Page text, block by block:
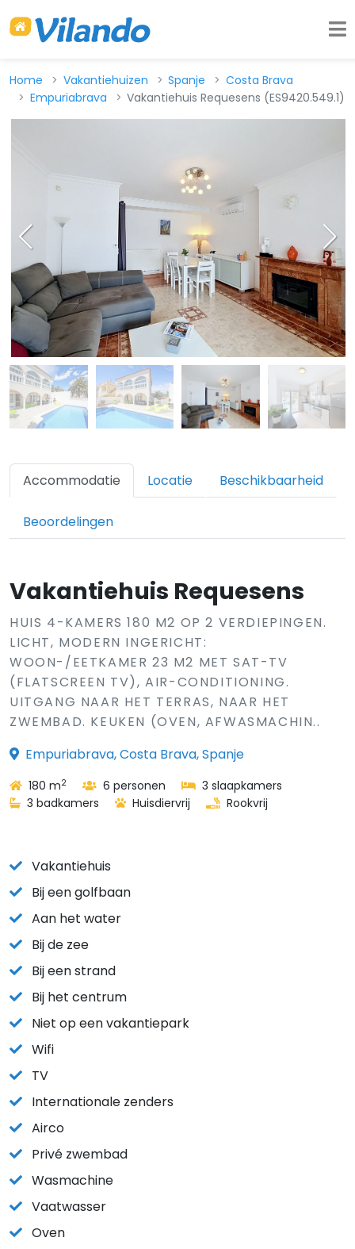
Home Vakantiehuizen Spanje
Costa Brava
Empuriabrava
Vakantiehuis Requesens (ES9420.549.1)
Accommodatie Locatie Beschikbaarheid
Beoordelingen
Vakantiehuis Requesens
HUIS 4-KAMERS 180 M2 OP 2 VERDIEPINGEN.
LICHT, MODERN INGERICHT:
WOON-/EETKAMER 23 M2 MET SAT-TV
(FLATSCREEN TV), AIR-CONDITIONING.
UITGANG NAAR HET TERRAS, NAAR HET
ZWEMBAD. KEUKEN (OVEN, AFWASMACHIN..
Empuriabrava, Costa Brava, Spanje
180 m2 6 personen
3 slaapkamers
3 badkamers
Huisdiervrij Rookvrij
Vakantiehuis
Bij een golfbaan
Aan het water
Bij de zee
Bij een strand
Bij het centrum
Niet op een vakantiepark
Wifi
TV
Internationale zenders
Airco
Privé zwembad
Wasmachine
Vaatwasser
Oven